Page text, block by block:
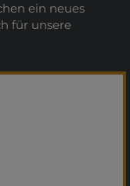
ein neues
für unsere